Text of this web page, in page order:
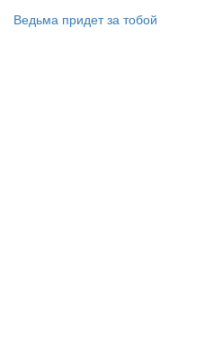
Ведьма придет за тобой